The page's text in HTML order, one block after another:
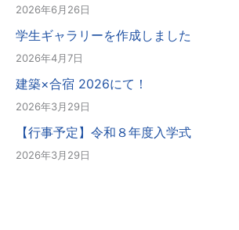
2026年6月26日
学生ギャラリーを作成しました
2026年4月7日
建築×合宿 2026にて！
2026年3月29日
【行事予定】令和８年度入学式
2026年3月29日